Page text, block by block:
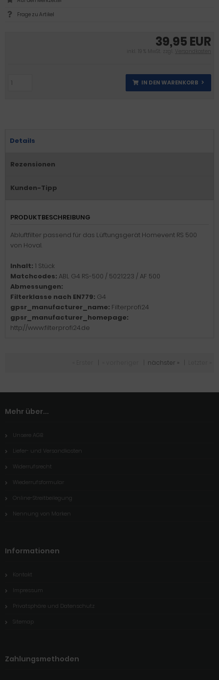
39,95 EUR
inkl. 19 % MwSt. zzgl. Versandkosten
IN DEN WARENKORB
Frage zu Artikel
Details
Rezensionen
Kunden-Tipp
PRODUKTBESCHREIBUNG
Abluftfilter passend für das Lüftungsgerät Homevent RS 500
von Hoval.
Inhalt: 1 Stück
Matchcodes: ABL G4 RS-500 / 5021223 / AF 500
Abmessungen:
Filterklasse nach EN779: G4
gpsr_manufacturer_name: Filterprofi24
gpsr_manufacturer_homepage:
http://www.filterprofi24.de
nächster »
Mehr über...
Unsere AGB
Liefer- und Versandkosten
Widerrufsrecht
Wiederrufsformular
Online-Streitbeilegung
Nennung von Marken
Informationen
Kontakt
Impressum
Privatsphäre und Datenschutz
Sitemap
Zahlungsmethoden